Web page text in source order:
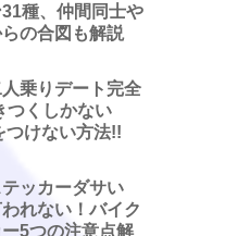
31種、仲間同士や
の合図も解説
乗りデート完全
つくしかない
つけない方法!!
テッカーダサい
れない！バイク
5つの注意点解